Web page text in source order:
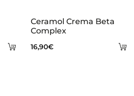
Añadir
Ceramol Crema Beta
Complex
16,90€